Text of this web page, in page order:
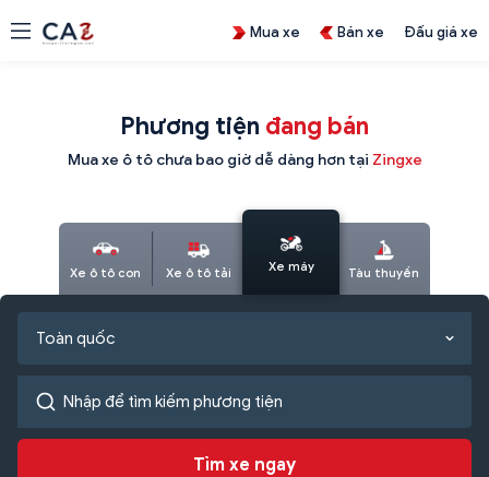
Mua xe Bán xe Đấu giá xe
Phương tiện đang bán
Mua xe ô tô chưa bao giờ dễ dàng hơn tại Zingxe
Xe ô tô con Xe ô tô tải Xe máy Tàu thuyền
Toàn quốc
Tìm xe ngay